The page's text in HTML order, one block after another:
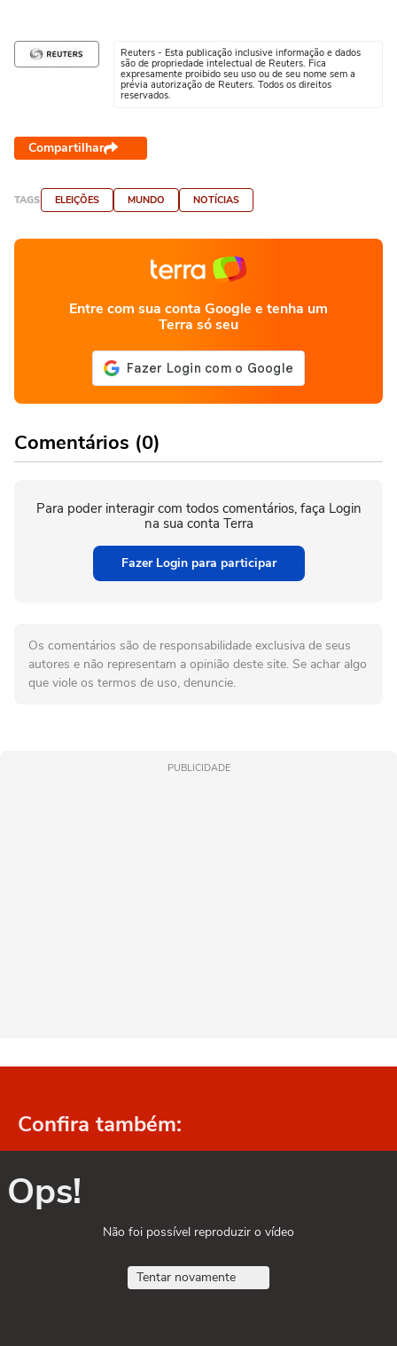
Reuters - Esta publicação inclusive informação e dados
são de propriedade intelectual de Reuters. Fica
expresamente proibido seu uso ou de seu nome sem a
prévia autorização de Reuters. Todos os direitos
reservados.
Compartilhar
TAGS ELEIÇÕES MUNDO NOTÍCIAS
Entre com sua conta Google e tenha um
Terra só seu
Comentários (0)
Para poder interagir com todos comentários, faça Login
na sua conta Terra
Fazer Login para participar
Os comentários são de responsabilidade exclusiva de seus
autores e não representam a opinião deste site. Se achar algo
que viole os termos de uso, denuncie.
PUBLICIDADE
Confira também:
Ops!
Não foi possível reproduzir o vídeo
Tentar novamente